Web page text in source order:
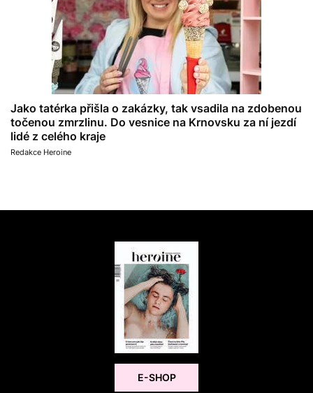
Jako tatérka přišla o zakázky, tak vsadila na zdobenou
točenou zmrzlinu. Do vesnice na Krnovsku za ní jezdí
lidé z celého kraje
Redakce Heroine
E-SHOP